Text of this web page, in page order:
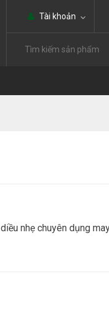
Tài khoản
nhẹ chuyên dụng